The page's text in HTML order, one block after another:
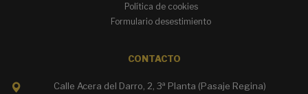
Política de cookies
Formulario desestimiento
CONTACTO
Calle Acera del Darro, 2, 3ª Planta (Pasaje Regina)